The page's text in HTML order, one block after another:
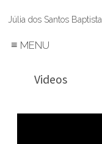
Júlia dos Santos Baptista
≡ MENU
Videos